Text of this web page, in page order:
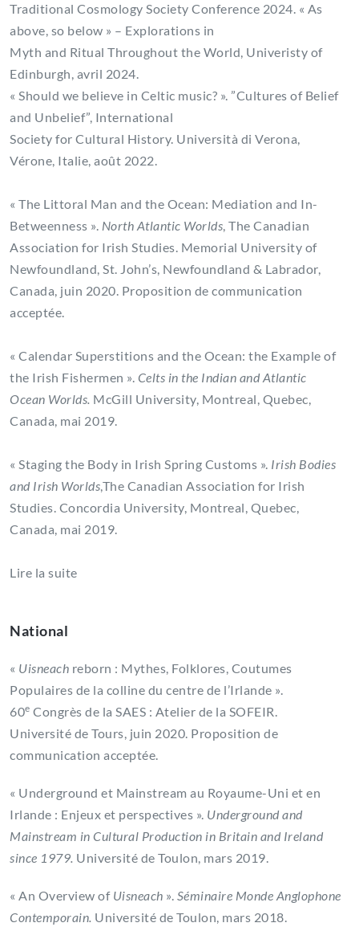
Traditional Cosmology Society Conference 2024. « As
above, so below » – Explorations in
Myth and Ritual Throughout the World, Univeristy of
Edinburgh, avril 2024.
« Should we believe in Celtic music? ». ”Cultures of Belief
and Unbelief”, International
Society for Cultural History. Università di Verona,
Vérone, Italie, août 2022.
« The Littoral Man and the Ocean: Mediation and In-
Betweenness ». North Atlantic Worlds, The Canadian
Association for Irish Studies. Memorial University of
Newfoundland, St. John’s, Newfoundland & Labrador,
Canada, juin 2020. Proposition de communication
acceptée.
« Calendar Superstitions and the Ocean: the Example of
the Irish Fishermen ». Celts in the Indian and Atlantic
Ocean Worlds. McGill University, Montreal, Quebec,
Canada, mai 2019.
« Staging the Body in Irish Spring Customs ». Irish Bodies
and Irish Worlds,The Canadian Association for Irish
Studies. Concordia University, Montreal, Quebec,
Canada, mai 2019.
Lire la suite
National
« Uisneach reborn : Mythes, Folklores, Coutumes
Populaires de la colline du centre de l’Irlande ».
60e Congrès de la SAES : Atelier de la SOFEIR.
Université de Tours, juin 2020. Proposition de
communication acceptée.
« Underground et Mainstream au Royaume-Uni et en
Irlande : Enjeux et perspectives ». Underground and
Mainstream in Cultural Production in Britain and Ireland
since 1979. Université de Toulon, mars 2019.
« An Overview of Uisneach ». Séminaire Monde Anglophone
Contemporain. Université de Toulon, mars 2018.